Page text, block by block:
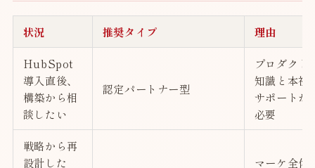
状況 推奨タイプ 理由
HubSpot
導入直後、
構築から相
談したい
認定パートナー型
プロダクト
知識と本社
サポートが
必要
戦略から再
設計した
マーケ全体